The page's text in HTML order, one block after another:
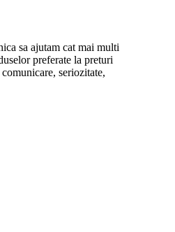
sa ajutam cat mai multi
preferate la preturi
seriozitate,